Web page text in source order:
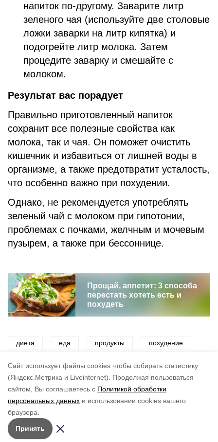
Cайт использует файлы cookies чтобы собирать статистику
(Яндекс.Метрика и Liveinternet).
Продолжая пользоваться
сайтом, Вы соглашаетесь с Политикой обработки
персональных данных и использовании cookies вашего
браузера.
Принять
напиток по-другому. Заварите литр
зеленого чая (используйте две столовые
ложки заварки на литр кипятка) и
подогрейте литр молока. Затем
процедите заварку и смешайте с
молоком.
Результат вас порадует
Правильно приготовленный напиток
сохранит все полезные свойства как
молока, так и чая. Он поможет очистить
кишечник и избавиться от лишней воды в
организме, а также предотвратит усталость,
что особенно важно при похудении.
Однако, не рекомендуется употреблять
зеленый чай с молоком при гипотонии,
проблемах с почками, желчным и мочевым
пузырем, а также при бессоннице.
Прощай, аппетит: 3 способа
перестать хотеть есть и
похудеть
диета еда продукты похудение
молоко здоровье красота
по оценке
5